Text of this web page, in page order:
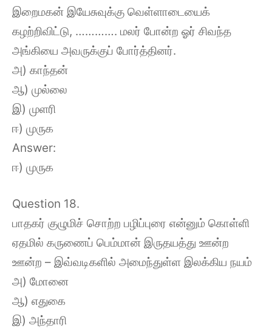
இறைமகன் இயேசுவுக்கு வெள்ளாடையைக்
கழற்றிவிட்டு, …………. மலர் போன்ற ஓர் சிவந்த
அங்கியை அவருக்குப் போர்த்தினர்.
அ) காந்தன்
ஆ) முல்லை
இ) முளரி
ஈ) முருக
Answer:
ஈ) முருக
Question 18.
பாதகர் குழுமிச் சொற்ற பழிப்புரை என்னும் கொள்ளி
ஏதமில் கருணைப் பெம்மான் இருதயத்து ஊன்ற
ஊன்ற – இவ்வடிகளில் அமைந்துள்ள இலக்கிய நயம்
அ) மோனை
ஆ) எதுகை
இ) அந்தாரி